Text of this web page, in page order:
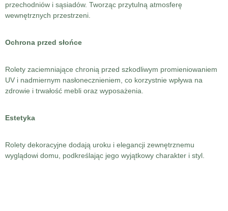
przechodniów i sąsiadów. Tworząc przytulną atmosferę
wewnętrznych przestrzeni.
Ochrona przed słońce
Rolety zaciemniające chronią przed szkodliwym promieniowaniem
UV i nadmiernym nasłonecznieniem, co korzystnie wpływa na
zdrowie i trwałość mebli oraz wyposażenia.
Estetyka
Rolety dekoracyjne dodają uroku i elegancji zewnętrznemu
wyglądowi domu, podkreślając jego wyjątkowy charakter i styl.